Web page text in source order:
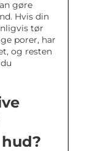
gøre
Hvis din
tør
porer, har
og resten